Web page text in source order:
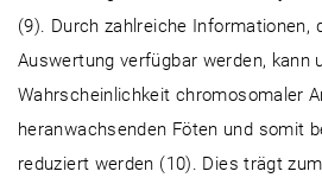
(9). Durch zahlreiche Informationen,
Auswertung verfügbar werden, kann
Wahrscheinlichkeit chromosomaler
heranwachsenden Föten und somit
reduziert werden (10). Dies trägt